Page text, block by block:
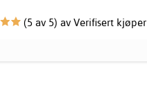
(5 av 5) av Verifisert kjøper